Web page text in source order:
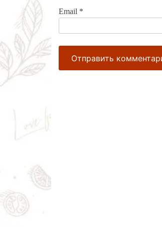
Email *